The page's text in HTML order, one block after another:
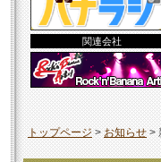
トップページ>お知らせ>
関連会社